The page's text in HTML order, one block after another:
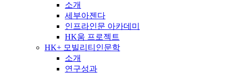
소개
세부아젠다
인프라인문 아카데미
HK움 프로젝트
HK+ 모빌리티인문학
소개
연구성과